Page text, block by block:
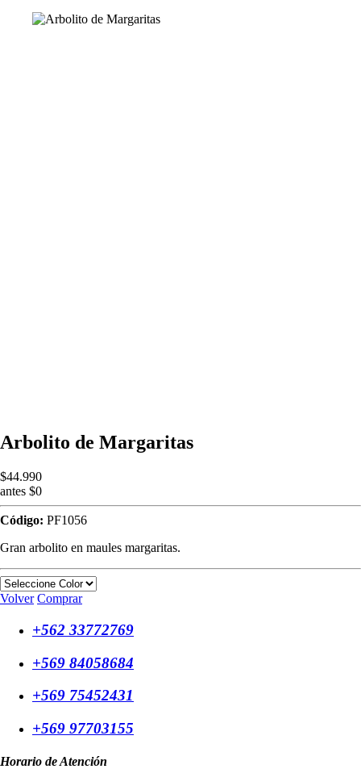
Arbolito de Margaritas
$44.990
antes $0
Código: PF1056
Gran arbolito en maules margaritas.
Volver Comprar
+562 33772769
+569 84058684
+569 75452431
+569 97703155
Horario de Atención